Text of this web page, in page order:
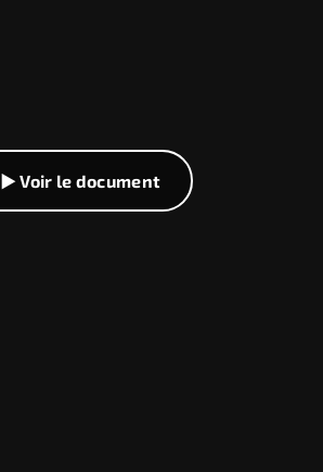
▶ Voir le document